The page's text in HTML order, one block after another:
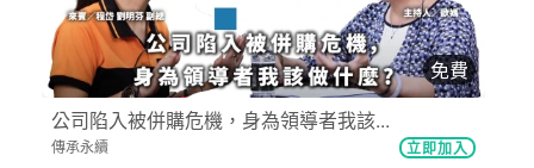
免費
公司陷入被併購危機，身為領導者我該...
傳承永續 立即加入